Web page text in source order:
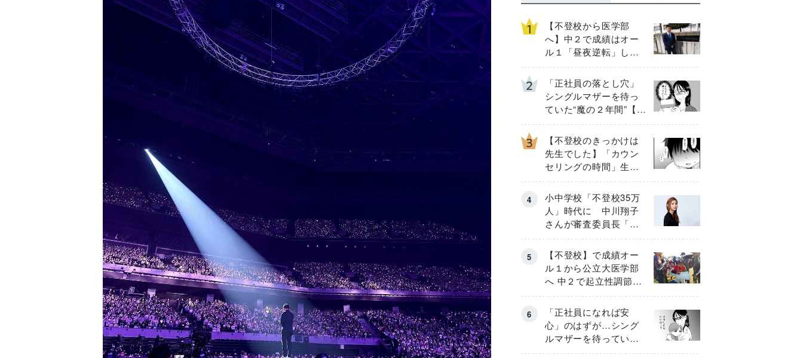
【不登校から医学部
へ】中２で成績はオー
ル１「昼夜逆転」した
わが子を”夜遊び”に連れ
出した母の気づき
「正社員の落とし穴」
シングルマザーを待っ
ていた“魔の２年間”【後
編】
【不登校のきっかけは
先生でした】「カウン
セリングの時間」生徒
の情報をバラしたの
は…《第２話》
小中学校「不登校35万
人」時代に 中川翔子
さんが審査委員長「不
登校生動画甲子園
2026」が開催
【不登校】で成績オー
ル１から公立大医学部
へ 中２で起立性調節障
害「治るまで３年」の
診断 そのとき母は
「正社員になれば安
心」のはずが…シング
ルマザーを待ってい
た“魔の２年間”【前編】